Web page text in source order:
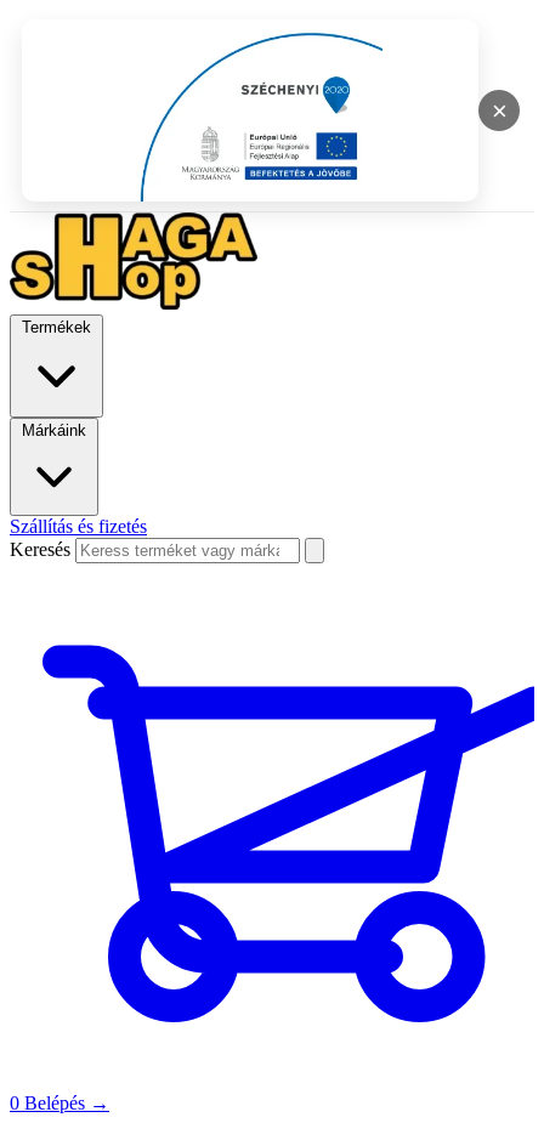
×
Termékek
Márkáink
Szállítás és fizetés
Keresés
0 Belépés →